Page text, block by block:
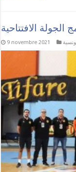
الجولة الافتتاحية
9 novembre 2021